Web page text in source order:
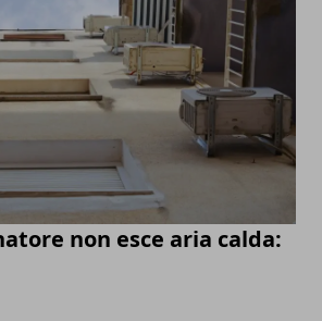
non esce aria calda: